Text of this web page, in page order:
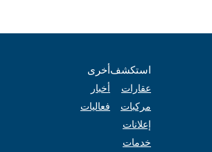
استكشف
عقارات
مركبات
إعلانات
خدمات
أخرى
أخبار
فعاليات